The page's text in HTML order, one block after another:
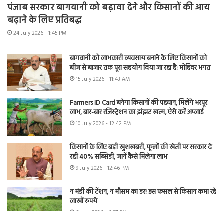
पंजाब सरकार बागवानी को बढ़ावा देने और किसानों की आय
बढ़ाने के लिए प्रतिबद्ध
24 July 2026 - 1:45 PM
बागवानी को लाभकारी व्यवसाय बनाने के लिए किसानों को
बीज से बाजार तक पूरा सहयोग दिया जा रहा है: मोहिंदर भगत
15 July 2026 - 11:43 AM
Farmers ID Card बनेगा किसानों की पहचान, मिलेंगे भरपूर
लाभ, बार-बार रजिस्ट्रेशन का झंझट खत्म, ऐसे करें अप्लाई
10 July 2026 - 12:42 PM
किसानों के लिए बड़ी खुशखबरी, फूलों की खेती पर सरकार दे
रही 40% सब्सिडी, जानें कैसे मिलेगा लाभ
9 July 2026 - 12:46 PM
न मंडी की टेंशन, न मौसम का डर! इस फसल से किसान कमा रहे
लाखों रुपये